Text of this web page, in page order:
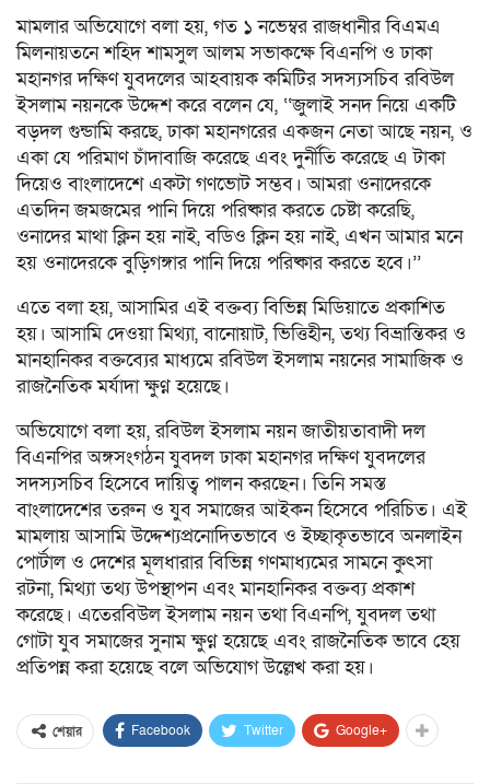
‎‎মামলার অভিযোগে বলা হয়, গত ১ নভেম্বর রাজধানীর বিএমএ
মিলনায়তনে শহিদ শামসুল আলম সভাকক্ষে বিএনপি ও ঢাকা
মহানগর দক্ষিণ যুবদলের আহবায়ক কমিটির সদস্যসচিব রবিউল
ইসলাম নয়নকে উদ্দেশ করে বলেন যে, ‘‘জুলাই সনদ নিয়ে একটি
বড়দল গুন্ডামি করছে, ঢাকা মহানগরের একজন নেতা আছে নয়ন, ও
একা যে পরিমাণ চাঁদাবাজি করেছে এবং দুর্নীতি করেছে এ টাকা
দিয়েও বাংলাদেশে একটা গণভোট সম্ভব। আমরা ওনাদেরকে
এতদিন জমজমের পানি দিয়ে পরিষ্কার করতে চেষ্টা করেছি,
ওনাদের মাথা ক্লিন হয় নাই, বডিও ক্লিন হয় নাই, এখন আমার মনে
হয় ওনাদেরকে বুড়িগঙ্গার পানি দিয়ে পরিষ্কার করতে হবে।’’
এতে বলা হয়, আসামির এই বক্তব্য বিভিন্ন মিডিয়াতে প্রকাশিত
হয়। আসামি দেওয়া মিথ্যা, বানোয়াট, ভিত্তিহীন, তথ্য বিভ্রান্তিকর ও
মানহানিকর বক্তব্যের মাধ্যমে রবিউল ইসলাম নয়নের সামাজিক ও
রাজনৈতিক মর্যাদা ক্ষুণ্ন হয়েছে।
‎অভিযোগে বলা হয়, রবিউল ইসলাম নয়ন জাতীয়তাবাদী দল
বিএনপির অঙ্গসংগঠন যুবদল ঢাকা মহানগর দক্ষিণ যুবদলের
সদস্যসচিব হিসেবে দায়িত্ব পালন করছেন। তিনি সমস্ত
বাংলাদেশের তরুন ও যুব সমাজের আইকন হিসেবে পরিচিত। এই
মামলায় আসামি উদ্দেশ্যপ্রনোদিতভাবে ও ইচ্ছাকৃতভাবে অনলাইন
পোর্টাল ও দেশের মূলধারার বিভিন্ন গণমাধ্যমের সামনে কুৎসা
রটনা, মিথ্যা তথ্য উপস্থাপন এবং মানহানিকর বক্তব্য প্রকাশ
করেছে। এতেরবিউল ইসলাম নয়ন তথা বিএনপি, যুবদল তথা
গোটা যুব সমাজের সুনাম ক্ষুণ্ন হয়েছে এবং রাজনৈতিক ভাবে হেয়
প্রতিপন্ন করা হয়েছে বলে অভিযোগ উল্লেখ করা হয়।
শেয়ার Facebook Twitter Google+